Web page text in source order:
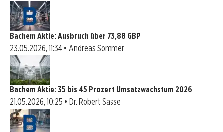
Bachem Aktie: Ausbruch über 73,88 GBP
23.05.2026, 11:34 • Andreas Sommer
Bachem Aktie: 35 bis 45 Prozent Umsatzwachstum 2026
21.05.2026, 10:25 • Dr. Robert Sasse